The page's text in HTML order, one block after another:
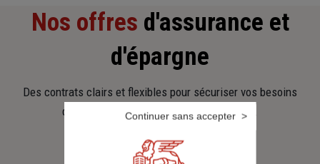
Nos offres d'assurance et
d'épargne
Des contrats clairs et flexibles pour sécuriser vos besoins
d’aujourd’hui et anticiper ceux de demain.
Continuer sans accepter